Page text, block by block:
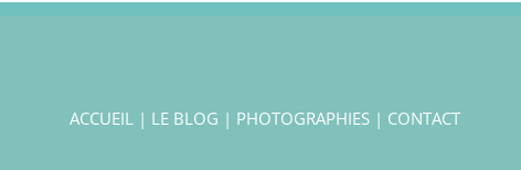
ACCUEIL | LE BLOG | PHOTOGRAPHIES | CONTACT